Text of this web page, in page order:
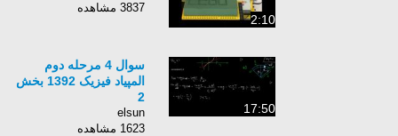
2:10
3837 مشاهده
17:50
سوال 4 مرحله دوم
المپیاد فیزیک 1392 بخش
2
elsun
1623 مشاهده